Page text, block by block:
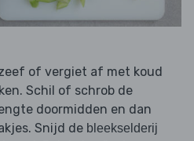
of vergiet af met koud
Schil of schrob de
doormidden en dan
Snijd de bleekselderij